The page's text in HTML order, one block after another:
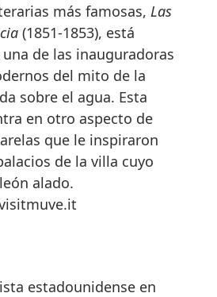
más famosas, Las
(1851-1853), está
de las inauguradoras
del mito de la
sobre el agua. Esta
en otro aspecto de
que le inspiraron
de la villa cuyo
alado.
estadounidense en